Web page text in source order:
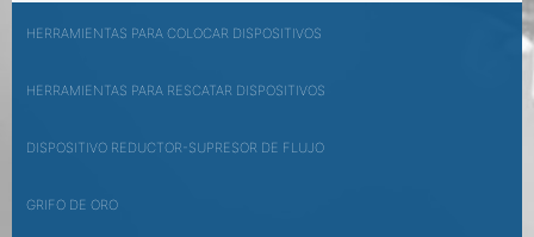
HERRAMIENTAS PARA COLOCAR DISPOSITIVOS
HERRAMIENTAS PARA RESCATAR DISPOSITIVOS
DISPOSITIVO REDUCTOR-SUPRESOR DE FLUJO
GRIFO DE ORO